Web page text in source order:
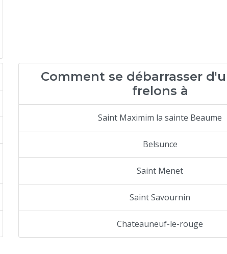
Comment se débarrasser
frelons à
Saint Maximim la sainte Beaume
Belsunce
Saint Menet
Saint Savournin
Chateauneuf-le-rouge